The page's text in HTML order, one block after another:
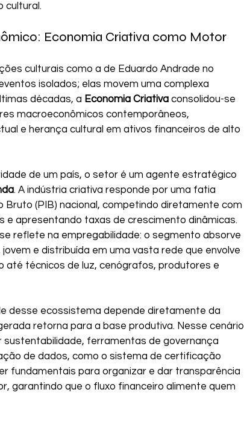
cultural.
Economia Criativa como Motor
culturais como a de Eduardo Andrade no
isolados; elas movem uma complexa
décadas, a Economia Criativa consolidou-se
macroeconômicos contemporâneos,
e herança cultural em ativos financeiros de alto
de um país, o setor é um agente estratégico
. A indústria criativa responde por uma fatia
Bruto (PIB) nacional, competindo diretamente com
e apresentando taxas de crescimento dinâmicas.
reflete na empregabilidade: o segmento absorve
e distribuída em uma vasta rede que envolve
até técnicos de luz, cenógrafos, produtores e
desse ecossistema depende diretamente da
retorna para a base produtiva. Nesse cenário
sustentabilidade, ferramentas de governança
de dados, como o sistema de certificação
fundamentais para organizar e dar transparência
garantindo que o fluxo financeiro alimente quem